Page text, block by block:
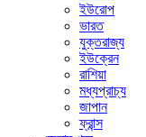
ইউরোপ
ভারত
যুক্তরাজ্য
ইউক্রেন
রাশিয়া
মধ্যপ্রাচ্য
জাপান
ফ্রান্স